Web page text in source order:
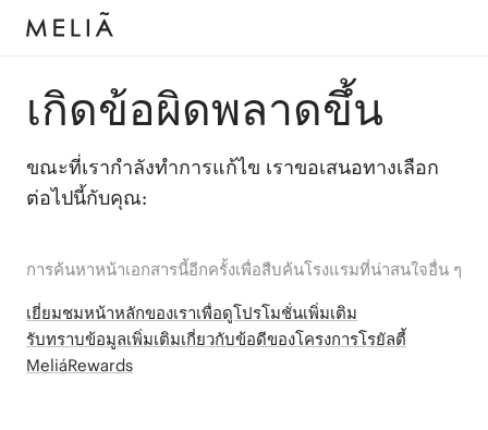
เกิดข้อผิดพลาดขึ้น
ขณะที่เรากำลังทำการแก้ไข เราขอเสนอทางเลือก
ต่อไปนี้กับคุณ:
การค้นหาหน้าเอกสารนี้อีกครั้งเพื่อสืบค้นโรงแรมที่น่าสนใจอื่น ๆ
เยี่ยมชมหน้าหลักของเราเพื่อดูโปรโมชั่นเพิ่มเติม
รับทราบข้อมูลเพิ่มเติมเกี่ยวกับข้อดีของโครงการโรยัลตี้
MeliáRewards